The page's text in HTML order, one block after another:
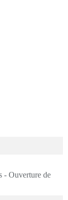
- Ouverture de